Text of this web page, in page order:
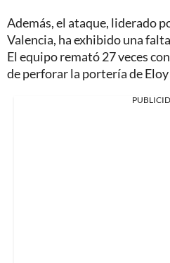
Además, el ataque, liderado
Valencia, ha exhibido una
El equipo remató 27 veces
de perforar la portería de